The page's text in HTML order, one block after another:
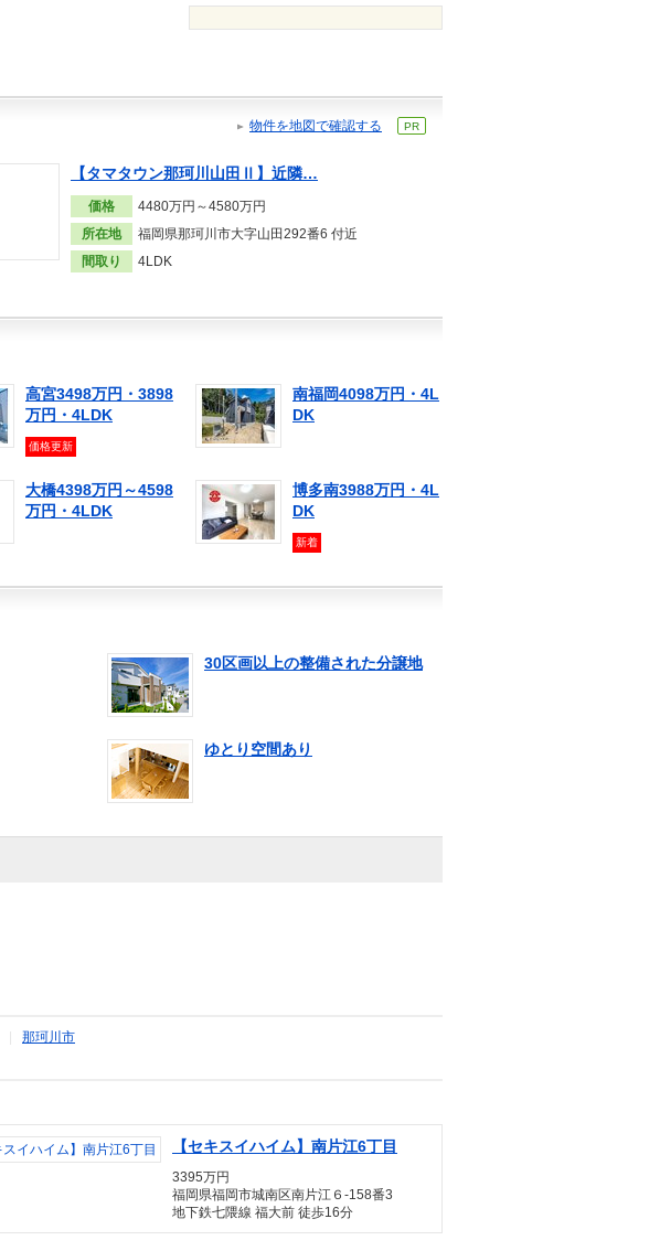
物件を地図で確認する PR
【タマタウン那珂川山田Ⅱ】近隣…
価格
4480万円～4580万円
所在地
福岡県那珂川市大字山田292番6 付近
間取り
4LDK
高宮3498万円・3898
万円・4LDK
価格更新
南福岡4098万円・4L
DK
大橋4398万円～4598
万円・4LDK
博多南3988万円・4L
DK
新着
30区画以上の整備された分譲地
ゆとり空間あり
那珂川市
【セキスイハイム】南片江6丁目
3395万円
福岡県福岡市城南区南片江６-158番3
地下鉄七隈線 福大前 徒歩16分